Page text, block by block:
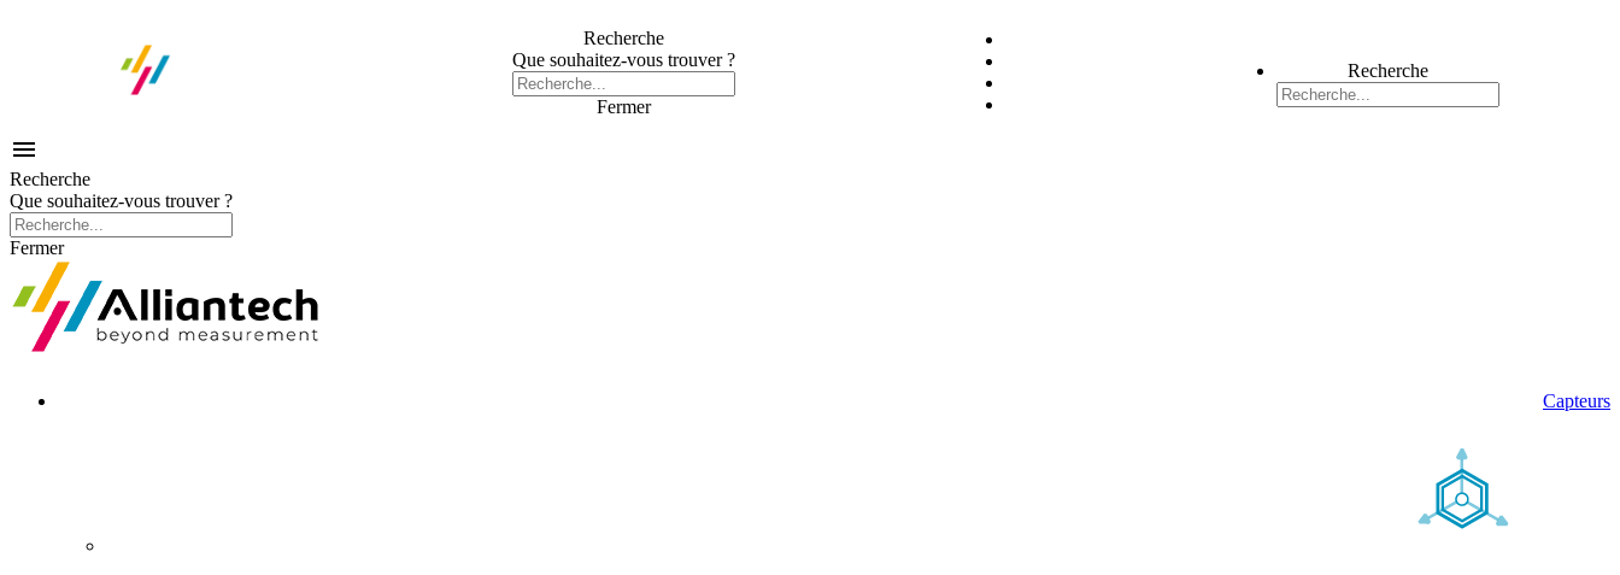
Recherche
Que souhaitez-vous trouver ?
Fermer
Recherche

Recherche
Que souhaitez-vous trouver ?
Fermer
Capteurs